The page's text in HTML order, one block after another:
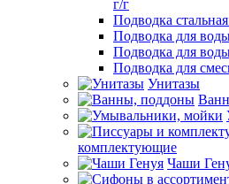
г/г
Подводка
Подводка для
Подводка для
Подводка для
Унитазы
комплектующие
Чаши